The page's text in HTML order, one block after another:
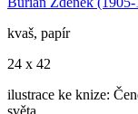
kvaš, papír
24 x 42
ilustrace ke knize: